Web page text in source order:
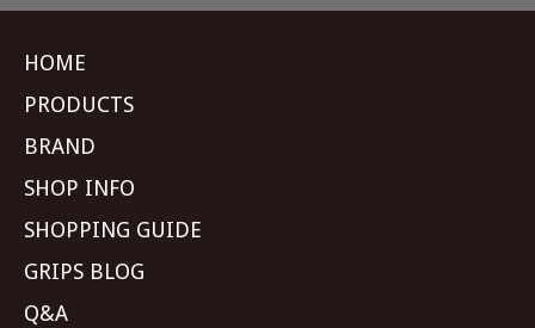
HOME
PRODUCTS
BRAND
SHOP INFO
SHOPPING GUIDE
GRIPS BLOG
Q&A